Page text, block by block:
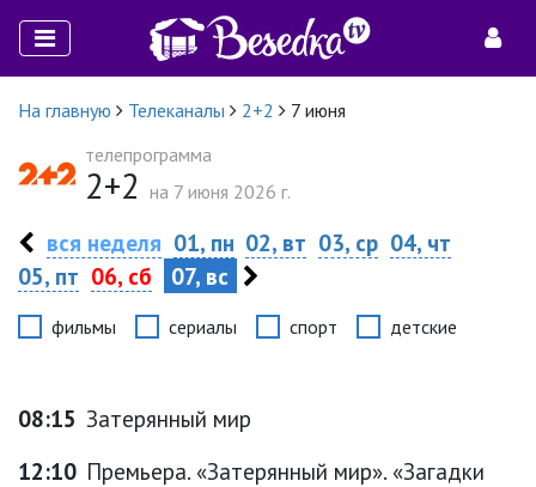
На главную Телеканалы 2+2
7 июня
телепрограмма
2+2 на 7 июня 2026 г.
вся неделя 01, пн 02, вт 03, ср 04, чт
05, пт 06, сб 07, вс
фильмы сериалы спорт детские
08:15 Затерянный мир
12:10 Премьера. «Затерянный мир». «Загадки